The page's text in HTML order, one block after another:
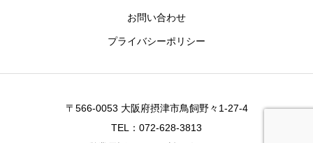
お問い合わせ
プライバシーポリシー
〒566-0053 大阪府摂津市鳥飼野々1-27-4
TEL：072-628-3813